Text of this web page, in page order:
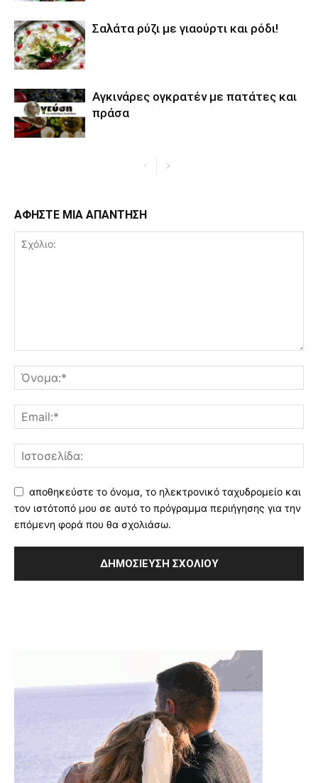
Σαλάτα ρύζι με γιαούρτι και ρόδι!
Αγκινάρες ογκρατέν με πατάτες και
πράσα
ΑΦΗΣΤΕ ΜΙΑ ΑΠΑΝΤΗΣΗ
αποθηκεύστε το όνομα, το ηλεκτρονικό ταχυδρομείο και
τον ιστότοπό μου σε αυτό το πρόγραμμα περιήγησης για την
επόμενη φορά που θα σχολιάσω.